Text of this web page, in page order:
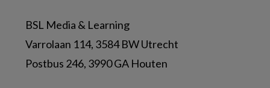
BSL Media & Learning
Varrolaan 114, 3584 BW Utrecht
Postbus 246, 3990 GA Houten